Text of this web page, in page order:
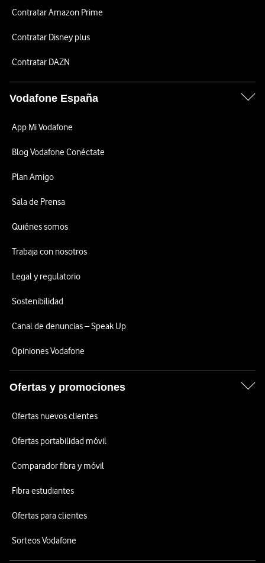
Contratar Amazon Prime
Contratar Disney plus
Contratar DAZN
Vodafone España
App Mi Vodafone
Blog Vodafone Conéctate
Plan Amigo
Sala de Prensa
Quiénes somos
Trabaja con nosotros
Legal y regulatorio
Sostenibilidad
Canal de denuncias – Speak Up
Opiniones Vodafone
Ofertas y promociones
Ofertas nuevos clientes
Ofertas portabilidad móvil
Comparador fibra y móvil
Fibra estudiantes
Ofertas para clientes
Sorteos Vodafone